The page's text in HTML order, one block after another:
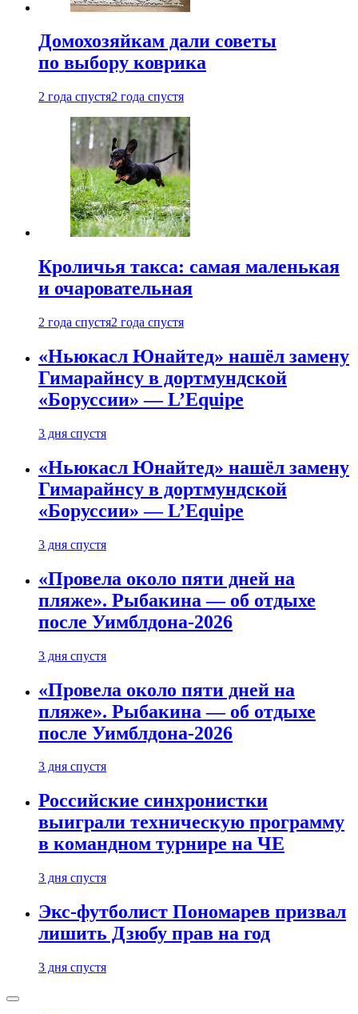
Домохозяйкам дали советы
по выбору коврика
2 года спустя2 года спустя
Кроличья такса: самая маленькая
и очаровательная
2 года спустя2 года спустя
«Ньюкасл Юнайтед» нашёл замену
Гимарайнсу в дортмундской
«Боруссии» — L’Equipe
3 дня спустя
«Ньюкасл Юнайтед» нашёл замену
Гимарайнсу в дортмундской
«Боруссии» — L’Equipe
3 дня спустя
«Провела около пяти дней на
пляже». Рыбакина — об отдыхе
после Уимблдона-2026
3 дня спустя
«Провела около пяти дней на
пляже». Рыбакина — об отдыхе
после Уимблдона-2026
3 дня спустя
Российские синхронистки
выиграли техническую программу
в командном турнире на ЧЕ
3 дня спустя
Экс-футболист Пономарев призвал
лишить Дзюбу прав на год
3 дня спустя